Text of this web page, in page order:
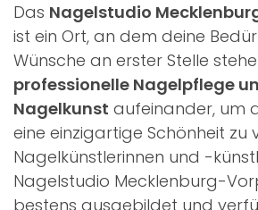
Das Nagelstudio
ist ein Ort, an dem deine
Wünsche an erster Stelle
professionelle Nagelpflege
Nagelkunst aufeinander, um
eine einzigartige Schönheit zu
Nagelkünstlerinnen und -
Nagelstudio Mecklenburg-
bestens ausgebildet und